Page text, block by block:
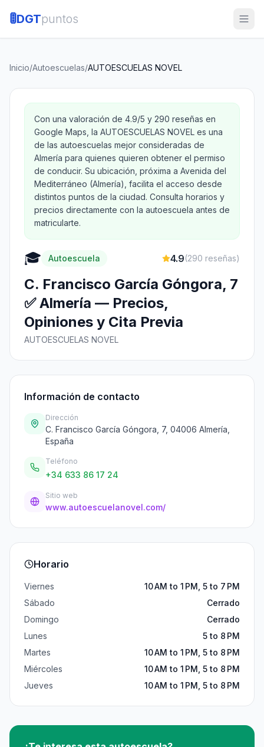
🚦DGTpuntos
Inicio/Autoescuelas/AUTOESCUELAS NOVEL
Con una valoración de 4.9/5 y 290 reseñas en
Google Maps, la AUTOESCUELAS NOVEL es una
de las autoescuelas mejor consideradas de
Almería para quienes quieren obtener el permiso
de conducir. Su ubicación, próxima a Avenida del
Mediterráneo (Almería), facilita el acceso desde
distintos puntos de la ciudad. Consulta horarios y
precios directamente con la autoescuela antes de
matricularte.
🎓 Autoescuela 4.9(290 reseñas)
C. Francisco García Góngora, 7
✅ Almería — Precios,
Opiniones y Cita Previa
AUTOESCUELAS NOVEL
Información de contacto
Dirección
C. Francisco García Góngora, 7, 04006 Almería,
España
Teléfono
+34 633 86 17 24
Sitio web
www.autoescuelanovel.com/
Horario
Viernes
10 AM to 1 PM, 5 to 7 PM
Sábado
Cerrado
Domingo
Cerrado
Lunes
5 to 8 PM
Martes
10 AM to 1 PM, 5 to 8 PM
Miércoles
10 AM to 1 PM, 5 to 8 PM
Jueves
10 AM to 1 PM, 5 to 8 PM